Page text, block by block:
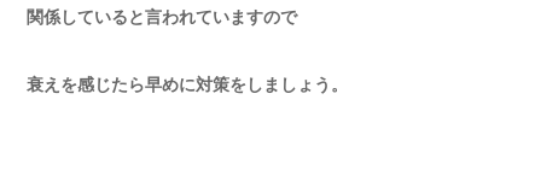
関係していると言われていますので
衰えを感じたら早めに対策をしましょう。